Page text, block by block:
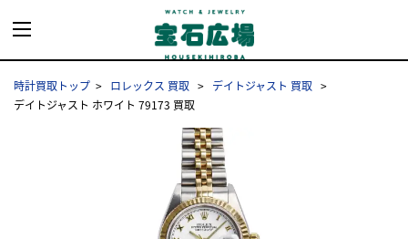
時計買取トップ ロレックス 買取
デイトジャスト 買取
デイトジャスト ホワイト 79173 買取